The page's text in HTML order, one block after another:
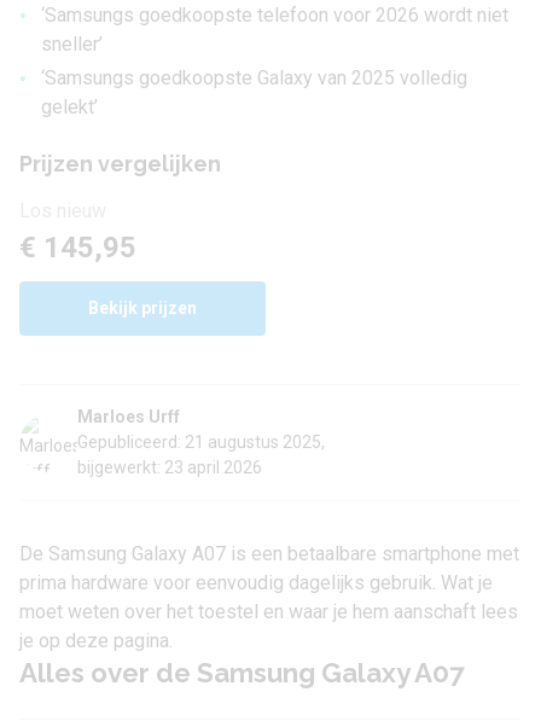
•
‘Samsungs goedkoopste telefoon voor 2026 wordt niet
sneller’
•
‘Samsungs goedkoopste Galaxy van 2025 volledig
gelekt’
Prijzen vergelijken
€ 145,95
Bekijk prijzen
Marloes Urff
Gepubliceerd: 21 augustus 2025,
bijgewerkt: 23 april 2026
De Samsung Galaxy A07 is een betaalbare smartphone met
prima hardware voor eenvoudig dagelijks gebruik. Wat je
moet weten over het toestel en waar je hem aanschaft lees
je op deze pagina.
Alles over de Samsung Galaxy A07